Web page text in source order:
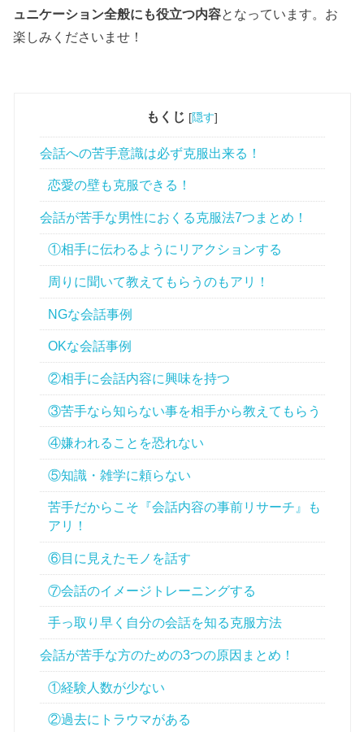
ュニケーション全般にも役立つ内容となっています。お
楽しみくださいませ！
もくじ [隠す]
会話への苦手意識は必ず克服出来る！
恋愛の壁も克服できる！
会話が苦手な男性におくる克服法7つまとめ！
①相手に伝わるようにリアクションする
周りに聞いて教えてもらうのもアリ！
NGな会話事例
OKな会話事例
②相手に会話内容に興味を持つ
③苦手なら知らない事を相手から教えてもらう
④嫌われることを恐れない
⑤知識・雑学に頼らない
苦手だからこそ『会話内容の事前リサーチ』も
アリ！
⑥目に見えたモノを話す
⑦会話のイメージトレーニングする
手っ取り早く自分の会話を知る克服方法
会話が苦手な方のための3つの原因まとめ！
①経験人数が少ない
②過去にトラウマがある